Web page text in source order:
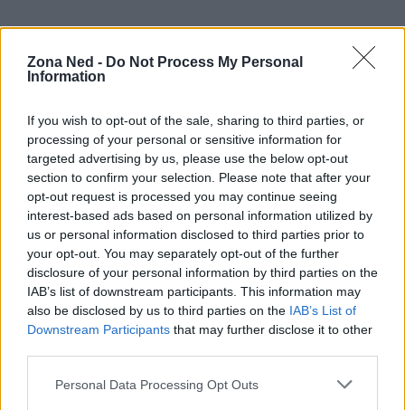
Zona Ned - Do Not Process My Personal
Information
If you wish to opt-out of the sale, sharing to third parties, or
processing of your personal or sensitive information for
targeted advertising by us, please use the below opt-out
section to confirm your selection. Please note that after your
opt-out request is processed you may continue seeing
interest-based ads based on personal information utilized by
us or personal information disclosed to third parties prior to
your opt-out. You may separately opt-out of the further
disclosure of your personal information by third parties on the
IAB’s list of downstream participants. This information may
also be disclosed by us to third parties on the IAB’s List of
Downstream Participants that may further disclose it to other
Please note that this website/app uses one or more Google
Personal Data Processing Opt Outs
AUTORE
Staff